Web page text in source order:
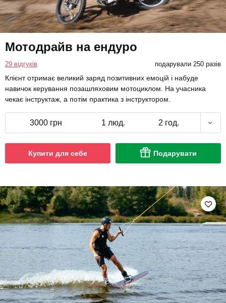
Мотодрайв на ендуро
29 відгуків подарували 250 разів
Клієнт отримає великий заряд позитивних емоцій і набуде
навичок керування позашляховим мотоциклом. На учасника
чекає інструктаж, а потім практика з інструктором.
3000 грн 1 люд. 2 год.
Купити для себе Подарувати